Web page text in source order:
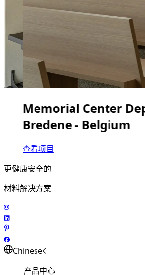
Memorial Center
Bredene - Belgium
查看项目
更健康安全的
材料解决方案
Chinese
产品中心